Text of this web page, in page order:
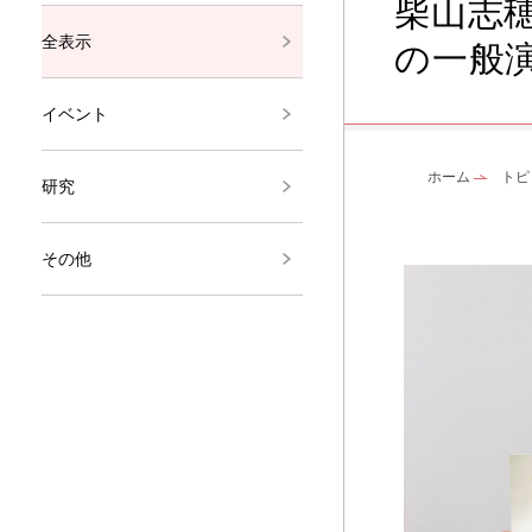
全表示
イベント
研究
その他
柴山志
の一般
ホーム ト